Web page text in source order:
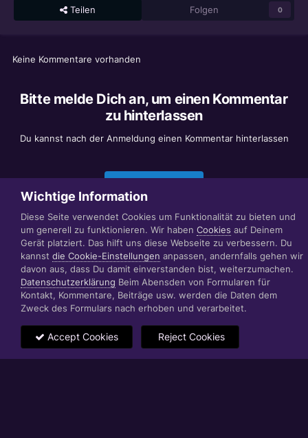
Teilen Folgen 0
Keine Kommentare vorhanden
Bitte melde Dich an, um einen Kommentar
zu hinterlassen
Du kannst nach der Anmeldung einen Kommentar hinterlassen
Datenschutzerklärung Impressum
© 1999 - 2022 RÄBIGER IT|WEB|VIDEO|CONSULTING
www.raebiger.pro
Powered by Invision Community
Wichtige Information
Diese Seite verwendet Cookies um Funktionalität zu bieten und
um generell zu funktionieren. Wir haben Cookies auf Deinem
Gerät platziert. Das hilft uns diese Webseite zu verbessern. Du
kannst die Cookie-Einstellungen anpassen, andernfalls gehen wir
davon aus, dass Du damit einverstanden bist, weiterzumachen.
Datenschutzerklärung Beim Abensden von Formularen für
Kontakt, Kommentare, Beiträge usw. werden die Daten dem
Zweck des Formulars nach erhoben und verarbeitet.
Accept Cookies Reject Cookies